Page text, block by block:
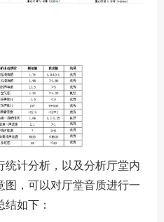
计分析，以及分析厅堂内
，可以对厅堂音质进行一
如下：